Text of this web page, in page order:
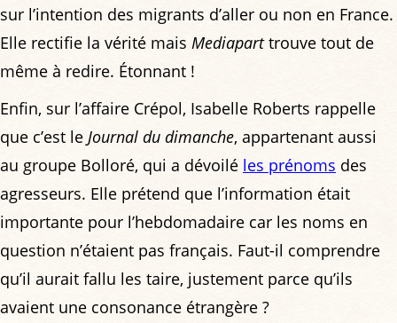
sur l’intention des migrants d’aller ou non en France.
Elle rectifie la vérité mais Mediaparttrouve tout de
même à redire. Étonnant !
Enfin, sur l’affaire Crépol, Isabelle Roberts rappelle
que c’est le Journal du dimanche, appartenant aussi
au groupe Bolloré, qui a dévoilé les prénoms des
agresseurs. Elle prétend que l’information était
importante pour l’hebdomadaire car les noms en
question n’étaient pas français. Faut-il comprendre
qu’il aurait fallu les taire, justement parce qu’ils
avaient une consonance étrangère ?